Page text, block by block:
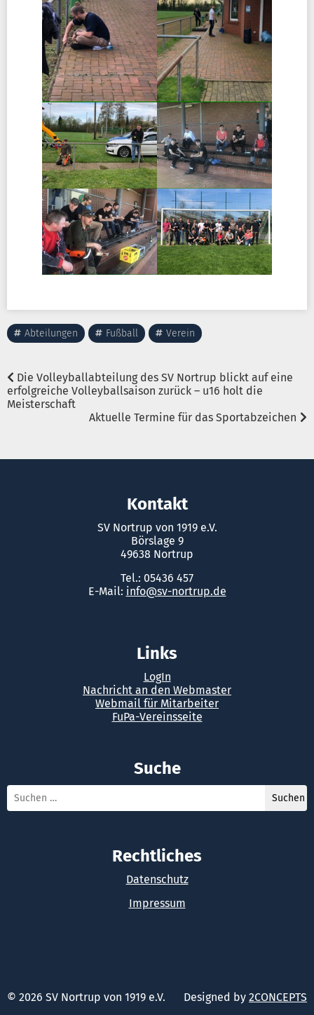
Abteilungen Fußball Verein
Die Volleyballabteilung des SV Nortrup blickt auf eine
erfolgreiche Volleyballsaison zurück – u16 holt die
Meisterschaft
Aktuelle Termine für das Sportabzeichen
Kontakt
SV Nortrup von 1919 e.V.
Börslage 9
49638 Nortrup
Tel.: 05436 457
E-Mail: info@sv-nortrup.de
Links
LogIn
Nachricht an den Webmaster
Webmail für Mitarbeiter
FuPa-Vereinsseite
Suche
Rechtliches
Datenschutz
Impressum
© 2026 SV Nortrup von 1919 e.V. Designed by 2CONCEPTS